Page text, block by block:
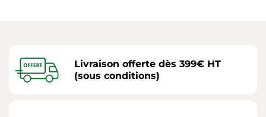
Livraison offerte dès 399€ HT
(sous conditions)